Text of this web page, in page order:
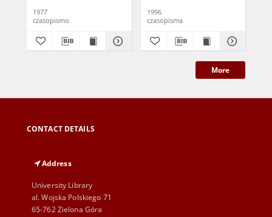
1977
czasopismo
1996
czasopisma
More
CONTACT DETAILS
Address
University Library
al. Wojska Polskiego 71
65-762 Zielona Góra